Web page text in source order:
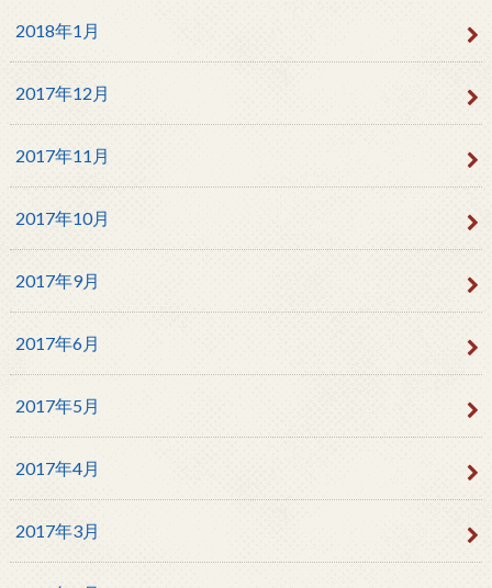
2018年1月
2017年12月
2017年11月
2017年10月
2017年9月
2017年6月
2017年5月
2017年4月
2017年3月